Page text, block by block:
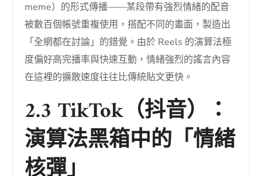
meme）的形式傳播——某段帶有強烈情緒的配音
被數百個帳號重複使用，搭配不同的畫面，製造出
「全網都在討論」的錯覺。由於 Reels 的演算法極
度偏好高完播率與快速互動，情緒強烈的謠言內容
在這裡的擴散速度往往比傳統貼文更快。
2.3 TikTok（抖音）：
演算法黑箱中的「情緒